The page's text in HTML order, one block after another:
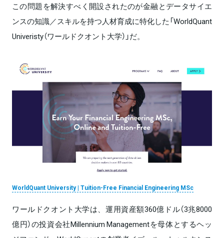
この問題を解決すべく開設されたのが金融とデータサイエ
ンスの知識／スキルを持つ人材育成に特化した「WorldQuant
Univeristy（ワールドクオント大学）」だ。
WorldQuant University | Tuition-Free Financial Engineering MSc
ワールドクオント大学は、運用資産額360億ドル（3兆8000
億円）の投資会社Millennium Managementを母体とするヘッ